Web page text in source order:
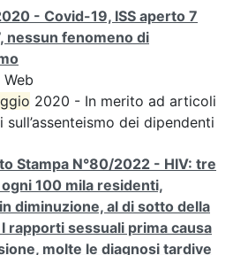
- Covid-19, ISS aperto 7
nessun fenomeno di
2020 - In merito ad articoli
dei dipendenti
Stampa N°80/2022 - HIV: tre
100 mila residenti,
diminuzione, al di sotto della
I rapporti sessuali prima causa
molte le diagnosi tardive